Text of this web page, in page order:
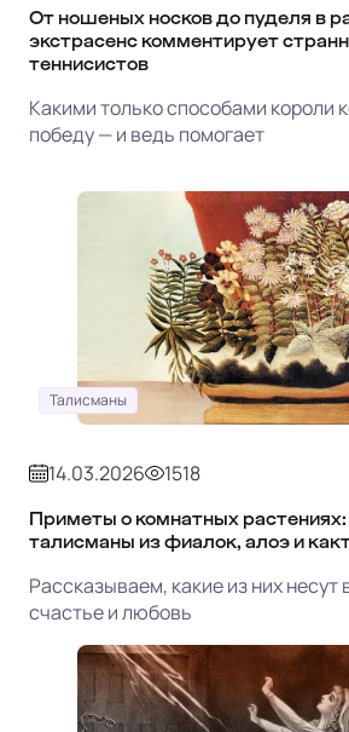
От ношеных носков до пуделя в
экстрасенс комментирует
теннисистов
Какими только способами короли
победу — и ведь помогает
Талисманы
14.03.2026 1518
Приметы о комнатных
талисманы из фиалок, алоэ и
Рассказываем, какие из них несут
счастье и любовь